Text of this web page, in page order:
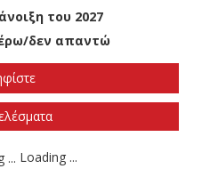
γίνουν οι εθνικές
του 2026
του 2027
δεν απαντώ